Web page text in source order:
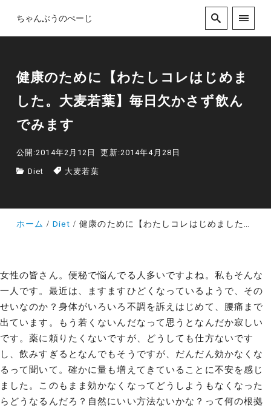
ちゃんぶうのぺーじ
健康のために【わたしコレはじめま
した。大麦若葉】毎日欠かさず飲ん
でみます
公開:2014年2月12日 更新:2014年4月28日
Diet 大麦若葉
ホーム Diet 健康のために【わたしコレはじめました。大麦若葉】毎日欠かさず飲んでみます
女性の皆さん。便秘で悩んでる人多いですよね。私もそんな
一人です。最近は、ますますひどくなっているようで、その
せいなのか？身体がいろいろ不調を訴えはじめて、腰痛まで
出ています。もう若くないんだなって思うとなんだか寂しい
です。薬に頼りたくないですが、どうしても仕方ないです
し、飲みすぎるとなんでもそうですが、だんだん効かなくな
るって聞いて。確かに量も増えてきていることに不安を感じ
ました。このもまま効かなくなってどうしようもなくなった
らどうなるんだろ？自然にいい方法ないかな？って何の根拠